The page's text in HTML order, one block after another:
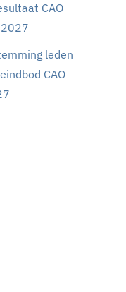
CAO
leden
CAO